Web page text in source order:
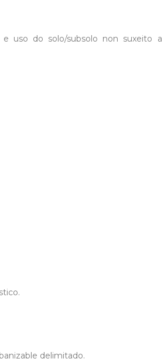
uso do solo/subsolo non suxeito a
delimitado.